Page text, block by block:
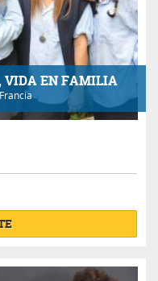
VIDA EN FAMILIA